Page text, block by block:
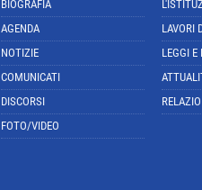
BIOGRAFIA
AGENDA
NOTIZIE
COMUNICATI
DISCORSI
FOTO/VIDEO
LAVORI
LEGGI E